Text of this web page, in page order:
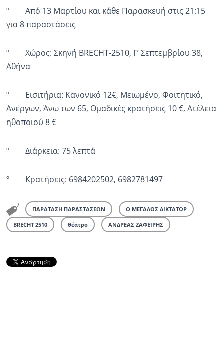
º Από 13 Μαρτίου και κάθε Παρασκευή στις 21:15
για 8 παραστάσεις
º Χώρος: Σκηνή BRECHT-2510, Γ’ Σεπτεμβρίου 38,
Αθήνα
º Εισιτήρια: Κανονικό 12€, Μειωμένο, Φοιτητικό,
Ανέργων, Άνω των 65, Ομαδικές κρατήσεις 10 €, Ατέλεια
ηθοποιού 8 €
º Διάρκεια: 75 λεπτά
º Κρατήσεις: 6984202502, 6982781497
ΠΑΡΑΤΑΣΗ ΠΑΡΑΣΤΑΣΕΩΝ Ο ΜΕΓΑΛΟΣ ΔΙΚΤΑΤΩΡ
BRECHT 2510 θέατρο ΑΝΔΡΕΑΣ ΖΑΦΕΙΡΗΣ